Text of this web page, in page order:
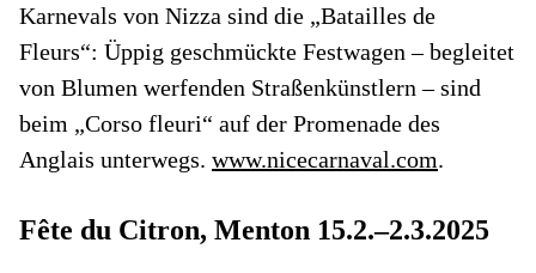
Karnevals von Nizza sind die „Batailles de
Fleurs“: Üppig geschmückte Festwagen – begleitet
von Blumen werfenden Straßenkünstlern – sind
beim „Corso fleuri“ auf der Promenade des
Anglais unterwegs. www.nicecarnaval.com.
Fête du Citron, Menton 15.2.–2.3.2025